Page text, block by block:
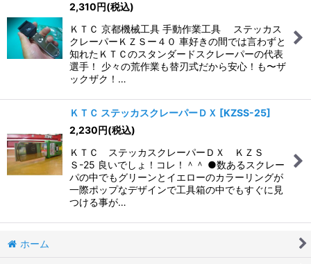
2,310円(税込)
ＫＴＣ 京都機械工具 手動作業工具 ステッカス
クレーパーＫＺＳー４０ 車好きの間では言わずと
知れたＫＴＣのスタンダードスクレーパーの代表
選手！ 少々の荒作業も替刃式だから安心！も〜ザ
ックザク！…
ＫＴＣ ステッカスクレーパーＤＸ [KZSS-25]
2,230円(税込)
ＫＴＣ ステッカスクレーパーＤＸ ＫＺＳ
Ｓ-25 良いでしょ！コレ！＾＾ ●数あるスクレー
パの中でもグリーンとイエローのカラーリングが
一際ポップなデザインで工具箱の中でもすぐに見
つける事が…
ホーム